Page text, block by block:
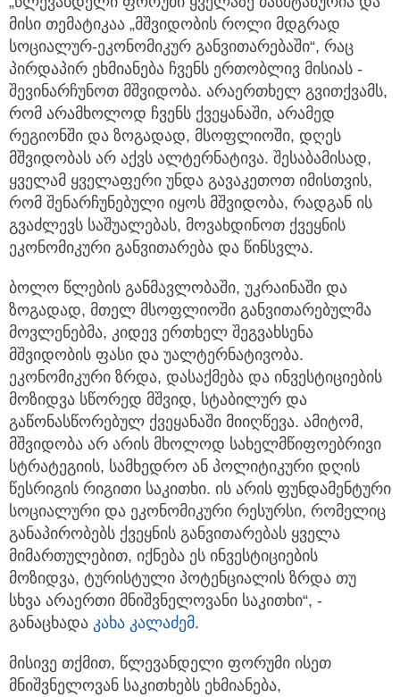
მისი თემატიკაა „მშვიდობის როლი მდგრად
სოციალურ-ეკონომიკურ განვითარებაში“, რაც
პირდაპირ ეხმიანება ჩვენს ერთობლივ მისიას -
შევინარჩუნოთ მშვიდობა. არაერთხელ გვითქვამს,
რომ არამხოლოდ ჩვენს ქვეყანაში, არამედ
რეგიონში და ზოგადად, მსოფლიოში, დღეს
მშვიდობას არ აქვს ალტერნატივა. შესაბამისად,
ყველამ ყველაფერი უნდა გავაკეთოთ იმისთვის,
რომ შენარჩუნებული იყოს მშვიდობა, რადგან ის
გვაძლევს საშუალებას, მოვახდინოთ ქვეყნის
ეკონომიკური განვითარება და წინსვლა.
ბოლო წლების განმავლობაში, უკრაინაში და
ზოგადად, მთელ მსოფლიოში განვითარებულმა
მოვლენებმა, კიდევ ერთხელ შეგვახსენა
მშვიდობის ფასი და უალტერნატივობა.
ეკონომიკური ზრდა, დასაქმება და ინვესტიციების
მოზიდვა სწორედ მშვიდ, სტაბილურ და
გაწონასწორებულ ქვეყანაში მიიღწევა. ამიტომ,
მშვიდობა არ არის მხოლოდ სახელმწიფოებრივი
სტრატეგიის, სამხედრო ან პოლიტიკური დღის
წესრიგის რიგითი საკითხი. ის არის ფუნდამენტური
სოციალური და ეკონომიკური რესურსი, რომელიც
განაპირობებს ქვეყნის განვითარებას ყველა
მიმართულებით, იქნება ეს ინვესტიციების
მოზიდვა, ტურისტული პოტენციალის ზრდა თუ
სხვა არაერთი მნიშვნელოვანი საკითხი“, -
განაცხადა კახა კალაძემ.
მისივე თქმით, წლევანდელი ფორუმი ისეთ
მნიშვნელოვან საკითხებს ეხმიანება,